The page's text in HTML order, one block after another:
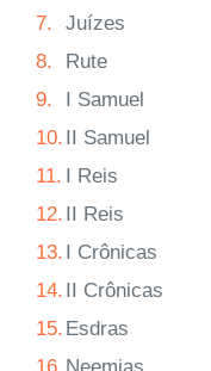
7.
Juízes
8.
Rute
9.
I Samuel
10. II Samuel
11. I Reis
12. II Reis
13. I Crônicas
14. II Crônicas
15. Esdras